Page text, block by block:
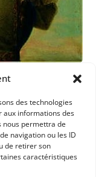
des technologies
aux informations des
nous permettra de
navigation ou les ID
de retirer son
caractéristiques